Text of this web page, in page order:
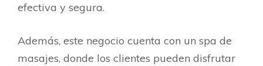
efectiva y segura.
Además, este negocio cuenta con un spa de
masajes, donde los clientes pueden disfrutar